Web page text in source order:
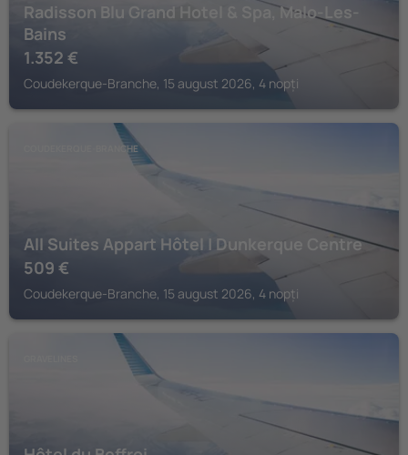
Radisson Blu Grand Hotel & Spa, Malo-Les-
Bains
1.352 €
Coudekerque-Branche, 15 august 2026, 4 nopți
COUDEKERQUE-BRANCHE
All Suites Appart Hôtel | Dunkerque Centre
509 €
Coudekerque-Branche, 15 august 2026, 4 nopți